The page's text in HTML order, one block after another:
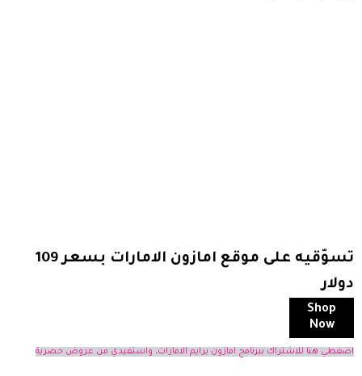
تسوّقيه على موقع امازون الامارات بسعر 109
دولار
Shop
Now
اضغطي هنا للاشتراك ببرنامج امازون برايم الامارات، واستفيدي من عروض حصرية